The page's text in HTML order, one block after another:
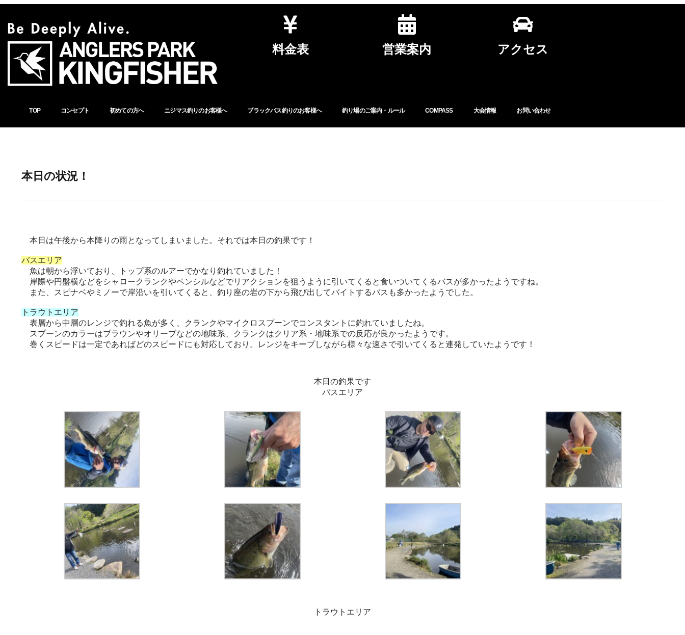
料金表 営業案内 アクセス
TOP コンセプト 初めての方へ ニジマス釣りのお客様へ ブラックバス釣りのお客様へ 釣り場のご案内・ルール COMPASS 大会情報 お問い合わせ
本日の状況！
本日は午後から本降りの雨となってしまいました。それでは本日の釣果です！
バスエリア
魚は朝から浮いており、トップ系のルアーでかなり釣れていました！
岸際や円盤横などをシャロークランクやペンシルなどでリアクションを狙うように引いてくると食いついてくるバスが多かったようですね。
また、スピナベやミノーで岸沿いを引いてくると、釣り座の岩の下から飛び出してバイトするバスも多かったようでした。
トラウトエリア
表層から中層のレンジで釣れる魚が多く、クランクやマイクロスプーンでコンスタントに釣れていましたね。
スプーンのカラーはブラウンやオリーブなどの地味系、クランクはクリア系・地味系での反応が良かったようです。
巻くスピードは一定であればどのスピードにも対応しており。レンジをキープしながら様々な速さで引いてくると連発していたようです！
本日の釣果です
バスエリア
トラウトエリア